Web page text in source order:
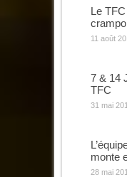
Le
11 août
7 & 14
TFC
31 mai
monte
28 mai